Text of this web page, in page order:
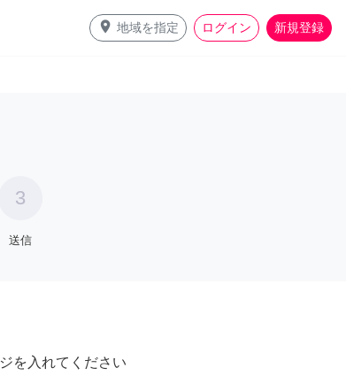
place 地域を指定 ログイン 新規登録
3
送信
を入れてください